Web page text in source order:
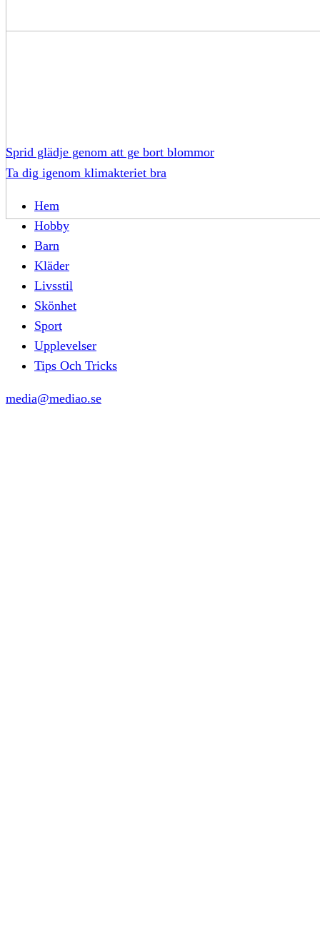
Sprid glädje genom att ge bort blommor
Ta dig igenom klimakteriet bra
Hem
Hobby
Barn
Kläder
Livsstil
Skönhet
Sport
Upplevelser
Tips Och Tricks
media@mediao.se